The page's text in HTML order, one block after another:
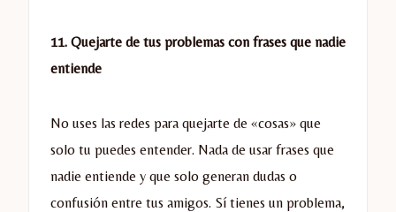
11. Quejarte de tus problemas con frases que nadie
entiende
No uses las redes para quejarte de «cosas» que
solo tu puedes entender. Nada de usar frases que
nadie entiende y que solo generan dudas o
confusión entre tus amigos. Sí tienes un problema,